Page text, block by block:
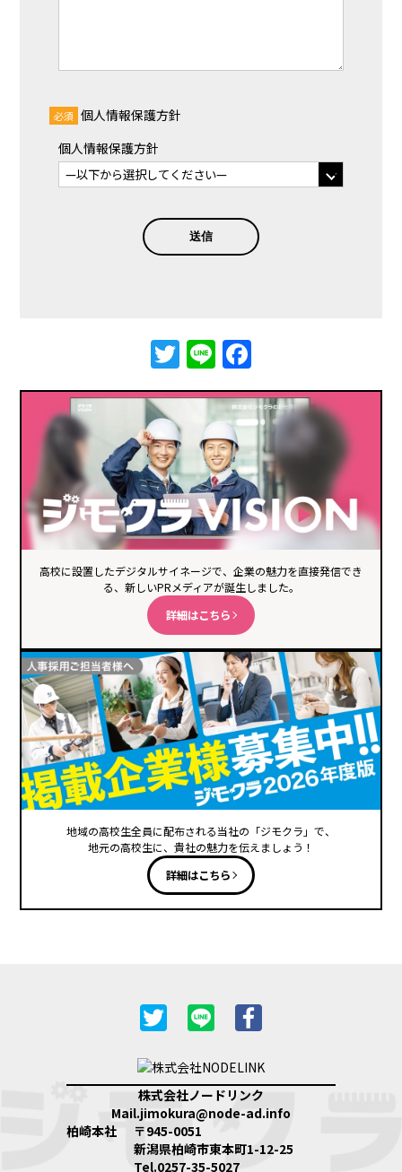
必須 個人情報保護方針
個人情報保護方針
Twitter
Line
高校に設置したデジタルサイネージで、企業の魅力を直接発信でき
る、新しいPRメディアが誕生しました。
詳細はこちら
地域の高校生全員に配布される当社の「ジモクラ」で、
地元の高校生に、貴社の魅力を伝えましょう！
詳細はこちら
株式会社ノードリンク
Mail.jimokura@node-ad.info
柏崎本社
〒945-0051
新潟県柏崎市東本町1-12-25
Tel.0257-35-5027